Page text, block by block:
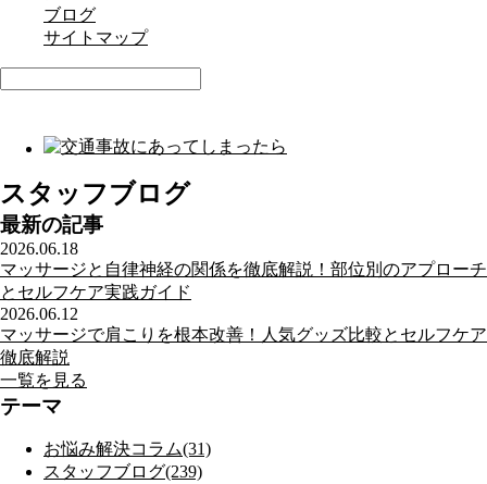
ブログ
サイトマップ
スタッフブログ
最新の記事
2026.06.18
マッサージと自律神経の関係を徹底解説！部位別のアプローチ
とセルフケア実践ガイド
2026.06.12
マッサージで肩こりを根本改善！人気グッズ比較とセルフケア
徹底解説
一覧を見る
テーマ
お悩み解決コラム(31)
スタッフブログ(239)